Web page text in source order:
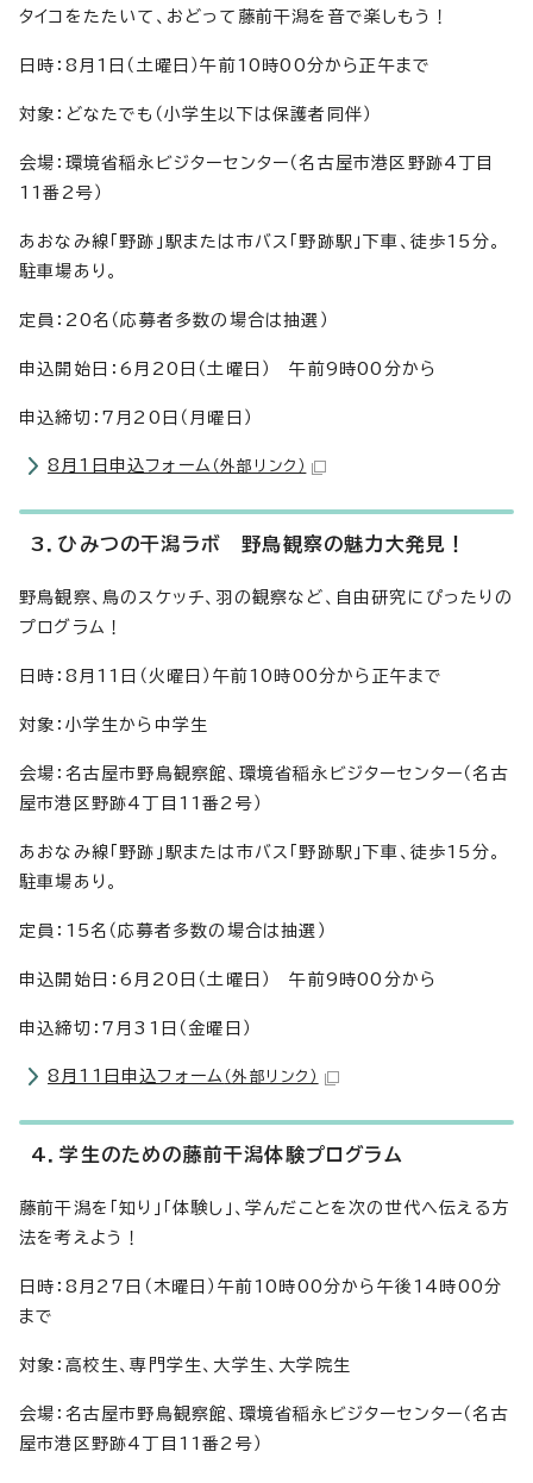
タイコをたたいて、おどって藤前干潟を音で楽しもう！
日時：8月1日（土曜日）午前10時00分から正午まで
対象：どなたでも（小学生以下は保護者同伴）
会場：環境省稲永ビジターセンター（名古屋市港区野跡4丁目
11番2号）
あおなみ線「野跡」駅または市バス「野跡駅」下車、徒歩15分。
駐車場あり。
定員：20名（応募者多数の場合は抽選）
申込開始日：6月20日（土曜日） 午前9時00分から
申込締切：7月20日（月曜日）
8月1日申込フォーム （外部リンク）
3．ひみつの干潟ラボ 野鳥観察の魅力大発見！
野鳥観察、鳥のスケッチ、羽の観察など、自由研究にぴったりの
プログラム！
日時：8月11日（火曜日）午前10時00分から正午まで
対象：小学生から中学生
会場：名古屋市野鳥観察館、環境省稲永ビジターセンター（名古
屋市港区野跡4丁目11番2号）
あおなみ線「野跡」駅または市バス「野跡駅」下車、徒歩15分。
駐車場あり。
定員：15名（応募者多数の場合は抽選）
申込開始日：6月20日（土曜日） 午前9時00分から
申込締切：7月31日（金曜日）
8月11日申込フォーム （外部リンク）
4．学生のための藤前干潟体験プログラム
藤前干潟を「知り」「体験し」、学んだことを次の世代へ伝える方
法を考えよう！
日時：8月27日（木曜日）午前10時00分から午後14時00分
まで
対象：高校生、専門学生、大学生、大学院生
会場：名古屋市野鳥観察館、環境省稲永ビジターセンター（名古
屋市港区野跡4丁目11番2号）